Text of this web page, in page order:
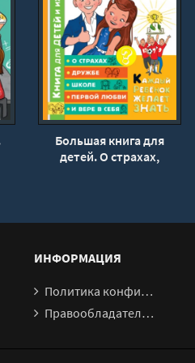
Большая книга для
детей. О страхах,
ИНФОРМАЦИЯ
Политика конфиденциальности
Правообладателям